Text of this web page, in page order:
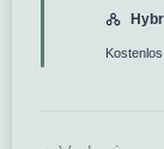
Kostenlos